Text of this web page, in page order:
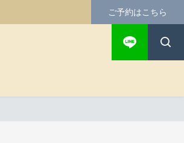
ご予約はこちら